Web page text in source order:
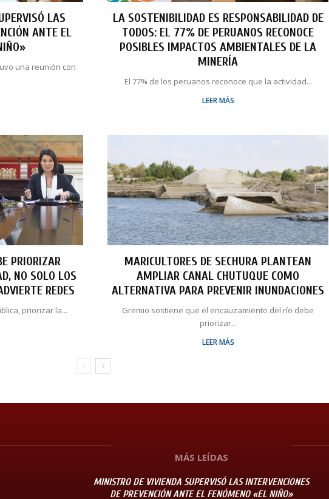
LAS
ANTE EL
una reunión con
LA SOSTENIBILIDAD ES RESPONSABILIDAD DE
TODOS: EL 77% DE PERUANOS RECONOCE
POSIBLES IMPACTOS AMBIENTALES DE LA
MINERÍA
El 77% de los peruanos reconoce que la actividad...
LEER MÁS
PRIORIZAR
NO SOLO LOS
REDES
priorizar la...
MARICULTORES DE SECHURA PLANTEAN
AMPLIAR CANAL CHUTUQUE COMO
ALTERNATIVA PARA PREVENIR INUNDACIONES
Gremio sostiene que el encauzamiento del río debe
priorizar...
LEER MÁS
MÁS LEÍDAS
MINISTRO DE VIVIENDA SUPERVISÓ LAS INTERVENCIONES
DE PREVENCIÓN ANTE EL FENÓMENO «EL NIÑO»